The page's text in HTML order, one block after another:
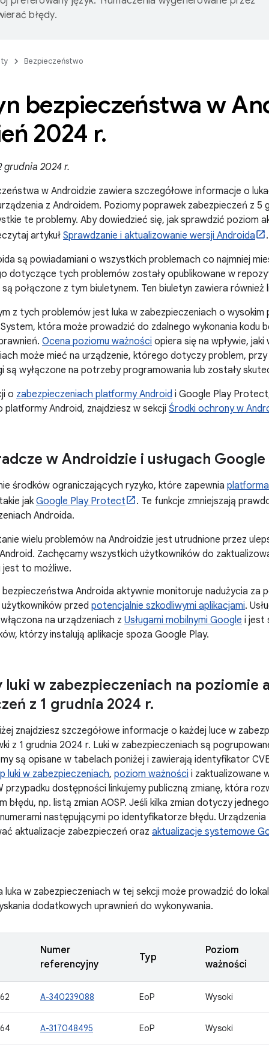
błędy.
Bezpieczeństwo
bezpieczeństwa w
2024 r.
grudnia 2024 r.
w Androidzie zawiera szczegółowe informacje o
z Androidem. Poziomy poprawek zabezpieczeń z 5
te problemy. Aby dowiedzieć się, jak sprawdzić poziom
artykuł Sprawdzanie i aktualizowanie wersji Androida
.
są powiadamiani o wszystkich problemach co najmniej
dotyczące tych problemów zostały opublikowane w
są połączone z tym biuletynem. Ten biuletyn zawiera również
z tych problemów jest luka w zabezpieczeniach o wysokim
która może prowadzić do zdalnego wykonania kodu
Ocena poziomu ważności opiera się na wpływie,
może mieć na urządzenie, którego dotyczy problem,
są wyłączone na potrzeby programowania lub zostały
o zabezpieczeniach platformy Android i Google Play
Android, znajdziesz w sekcji Środki ochrony w
w Androidzie i usługach Google
środków ograniczających ryzyko, które zapewnia
jak Google Play Protect
. Te funkcje zmniejszają
Androida.
wielu problemów na Androidzie jest utrudnione przez
Zachęcamy wszystkich użytkowników do
jest to możliwe.
bezpieczeństwa Androida aktywnie monitoruje nadużycia za
przed potencjalnie szkodliwymi aplikacjami.
na urządzeniach z Usługami mobilnymi Google i jest
którzy instalują aplikacje spoza Google Play.
luki w zabezpieczeniach na poziomie
z 1 grudnia 2024 r.
znajdziesz szczegółowe informacje o każdej luce w
z 1 grudnia 2024 r. Luki w zabezpieczeniach są
są opisane w tabelach poniżej i zawierają identyfikator
luki w zabezpieczeniach, poziom ważności i zaktualizowane
przypadku dostępności linkujemy publiczną zmianę, która
błędu, np. listą zmian AOSP. Jeśli kilka zmian dotyczy
następującymi po identyfikatorze błędu.
aktualizacje zabezpieczeń oraz aktualizacje systemowe
luka w zabezpieczeniach w tej sekcji może prowadzić do
dodatkowych uprawnień do wykonywania.
Numer
referencyjny
Typ
Poziom
ważności
A-340239088 EoP Wysoki
A-317048495 EoP Wysoki